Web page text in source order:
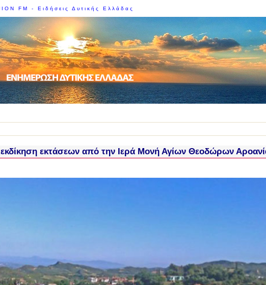
FM - Ειδήσεις Δυτικής Ελλάδας
εκτάσεων από την Ιερά Μονή Αγίων Θεοδώρων